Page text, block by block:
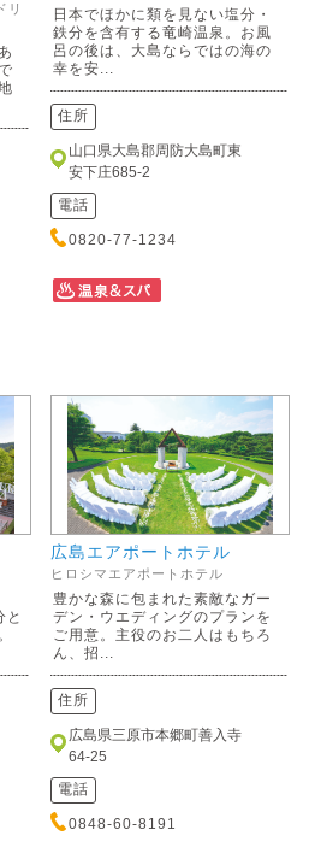
リ
日本でほかに類を見ない塩分・
鉄分を含有する竜崎温泉。お風
呂の後は、大島ならではの海の
幸を安...
住所
山口県大島郡周防大島町東
安下庄685-2
電話
0820-77-1234
と
広島エアポートホテル
ヒロシマエアポートホテル
豊かな森に包まれた素敵なガー
デン・ウエディングのプランを
ご用意。主役のお二人はもちろ
ん、招...
住所
広島県三原市本郷町善入寺
64-25
電話
0848-60-8191